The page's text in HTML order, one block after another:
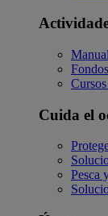
Cuida el
Pesca